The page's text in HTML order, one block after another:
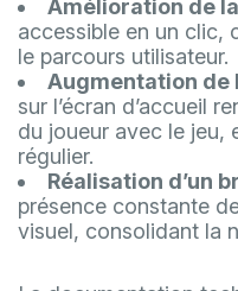
Amélioration de
accessible en un clic,
le parcours utilisateur.
Augmentation de
sur l’écran d’accueil
du joueur avec le jeu,
régulier.
Réalisation d’un
présence constante
visuel, consolidant la